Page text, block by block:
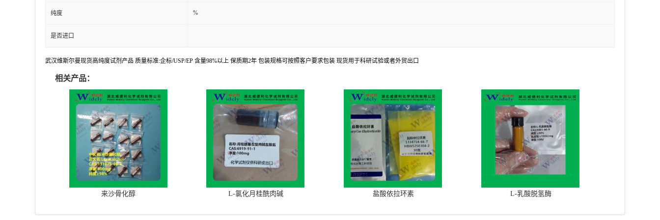
纯度 %
是否进口
武汉维斯尔曼现货高纯度试剂产品 质量标准:企标/USP/EP 含量98%以上 保质期2年 包装规格可按照客户要求包装 现货用于科研试验或者外贸出口
相关产品：
来沙骨化醇 L-氯化月桂酰肉碱 盐酸依拉环素 L-乳酸脱氢酶